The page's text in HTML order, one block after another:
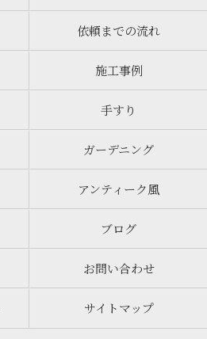
依頼までの流れ
施工事例
手すり
ガーデニング
アンティーク風
ブログ
お問い合わせ
サイトマップ